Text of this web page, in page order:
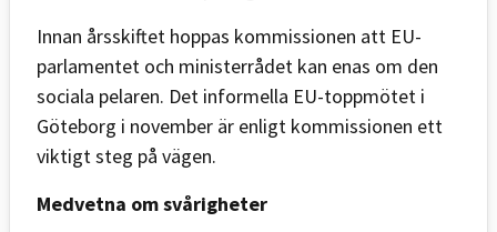
Innan årsskiftet hoppas kommissionen att EU-
parlamentet och ministerrådet kan enas om den
sociala pelaren. Det informella EU-toppmötet i
Göteborg i november är enligt kommissionen ett
viktigt steg på vägen.
Medvetna om svårigheter